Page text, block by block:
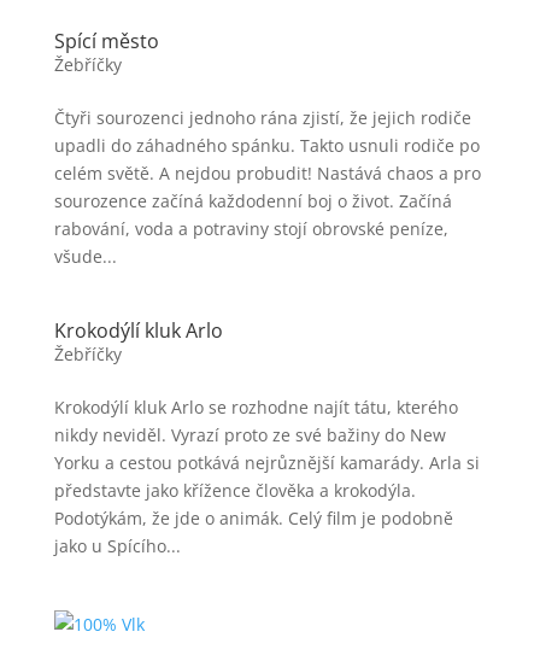
Spící město
Žebříčky
Čtyři sourozenci jednoho rána zjistí, že jejich rodiče
upadli do záhadného spánku. Takto usnuli rodiče po
celém světě. A nejdou probudit! Nastává chaos a pro
sourozence začíná každodenní boj o život. Začíná
rabování, voda a potraviny stojí obrovské peníze,
všude...
Krokodýlí kluk Arlo
Žebříčky
Krokodýlí kluk Arlo se rozhodne najít tátu, kterého
nikdy neviděl. Vyrazí proto ze své bažiny do New
Yorku a cestou potkává nejrůznější kamarády. Arla si
představte jako křížence člověka a krokodýla.
Podotýkám, že jde o animák. Celý film je podobně
jako u Spícího...